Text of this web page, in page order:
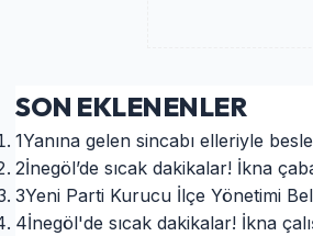
SON EKLENENLER
1Yanına gelen sincabı elleriyle
2İnegöl’de sıcak dakikalar! İkna
3Yeni Parti Kurucu İlçe Yönetimi
4İnegöl'de sıcak dakikalar! İkna